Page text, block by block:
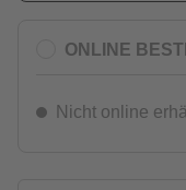
ONLINE
Nicht online